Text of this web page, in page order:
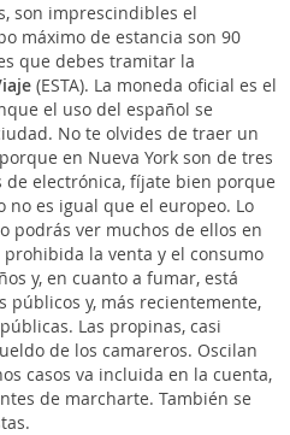
son imprescindibles el
máximo de estancia son 90
que debes tramitar la
(ESTA). La moneda oficial es el
el uso del español se
No te olvides de traer un
en Nueva York son de tres
electrónica, fíjate bien porque
no es igual que el europeo. Lo
podrás ver muchos de ellos en
la venta y el consumo
y, en cuanto a fumar, está
públicos y, más recientemente,
Las propinas, casi
de los camareros. Oscilan
casos va incluida en la cuenta,
de marcharte. También se